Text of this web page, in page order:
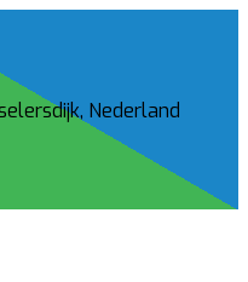
Nederland